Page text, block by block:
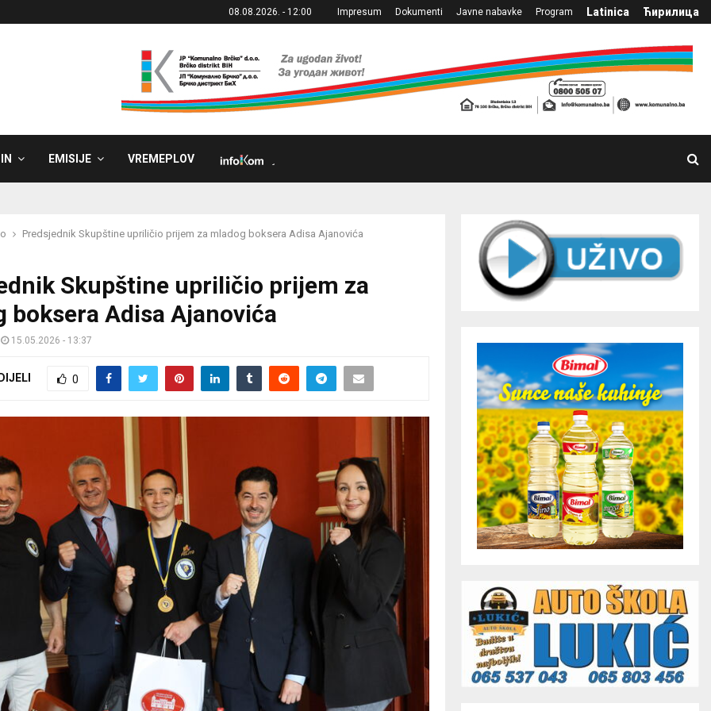
08.08.2026. - 12:00 Impresum Dokumenti Javne nabavke Program Latinica Ћирилица
EMISIJE VREMEPLOV
Predsjednik Skupštine upriličio prijem za mladog boksera Adisa Ajanovića
Skupštine upriličio prijem za
boksera Adisa Ajanovića
15.05.2026 - 13:37
0